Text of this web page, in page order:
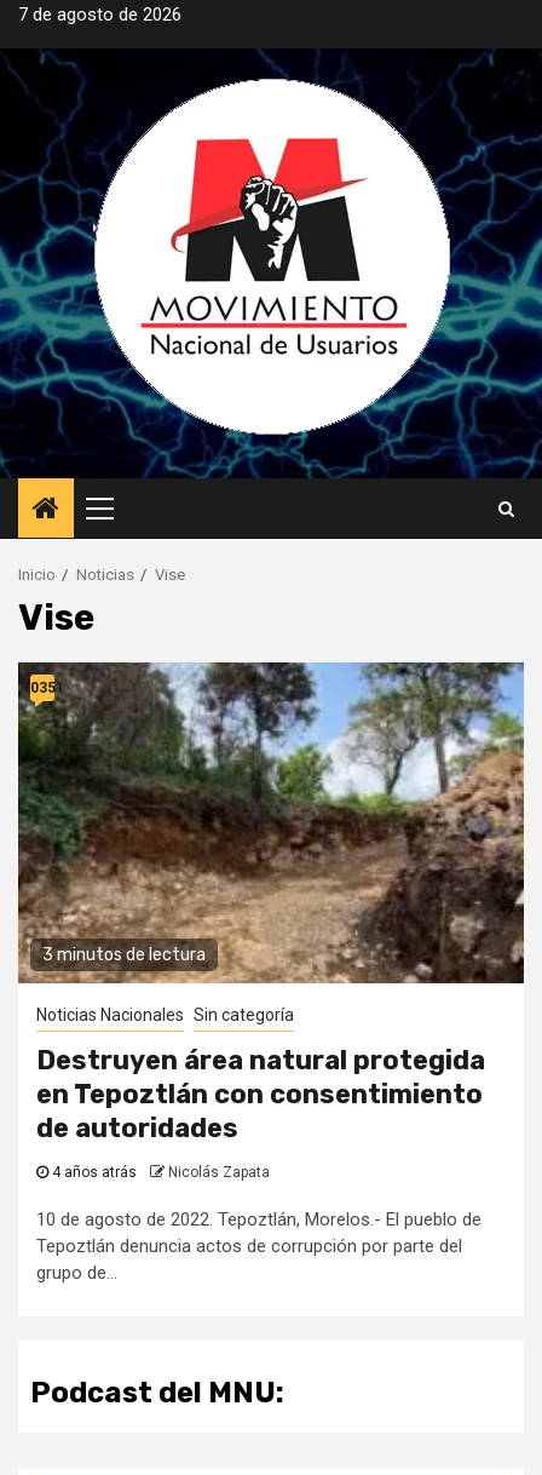
Saltar
contenido
7 de agosto de 2026
Menú
principal
Inicio Noticias Vise
Vise
3 minutos de lectura
10351
Noticias Nacionales Sin categoría
Destruyen área natural protegida
en Tepoztlán con consentimiento
de autoridades
4 años atrás Nicolás Zapata
10 de agosto de 2022. Tepoztlán, Morelos.- El pueblo de
Tepoztlán denuncia actos de corrupción por parte del
grupo de...
Podcast del MNU: